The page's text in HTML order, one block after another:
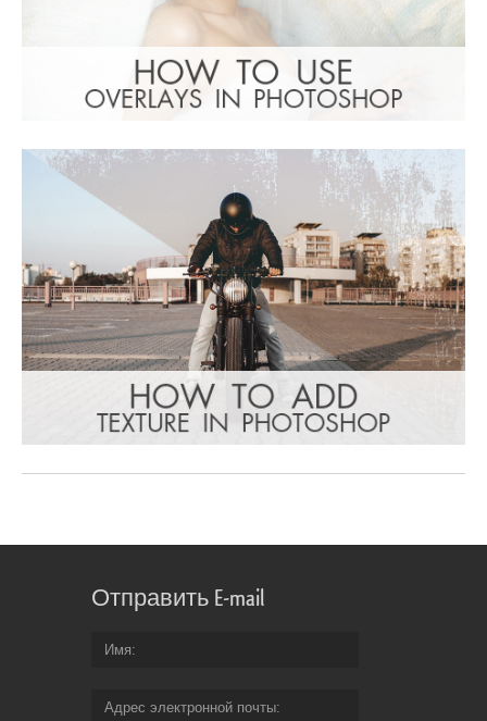
Отправить E-mail
Имя
Адрес электронной почты